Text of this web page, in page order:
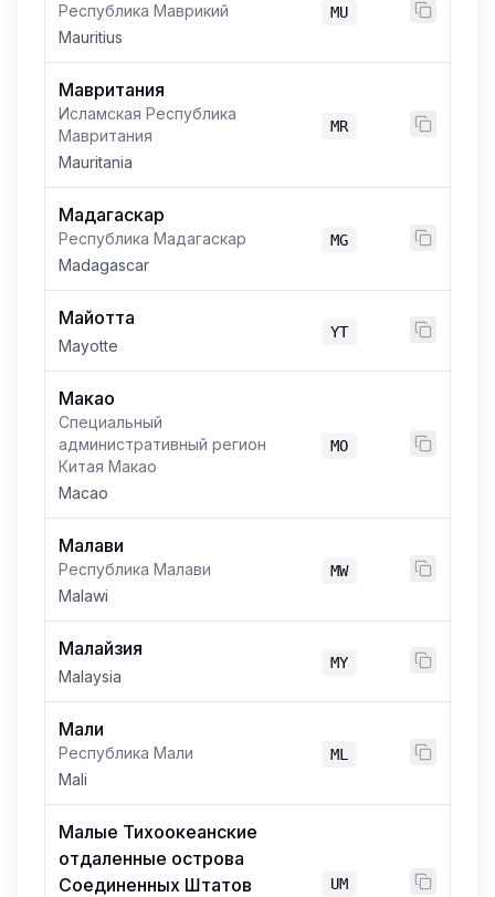
Республика Маврикий
Mauritius
MU
Мавритания
Исламская Республика
Мавритания
Mauritania
MR
Мадагаскар
Республика Мадагаскар
Madagascar
MG
Майотта
Mayotte
YT
Макао
Специальный
административный регион
Китая Макао
Macao
MO
Малави
Республика Малави
Malawi
MW
Малайзия
Malaysia
MY
Мали
Республика Мали
Mali
ML
Малые Тихоокеанские
отдаленные острова
Соединенных Штатов
UM